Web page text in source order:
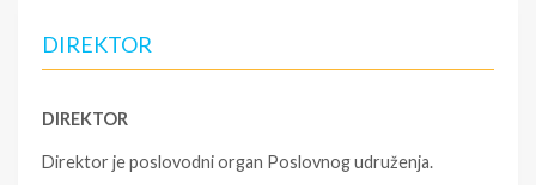
DIREKTOR
DIREKTOR
Direktor je poslovodni organ Poslovnog udruženja.